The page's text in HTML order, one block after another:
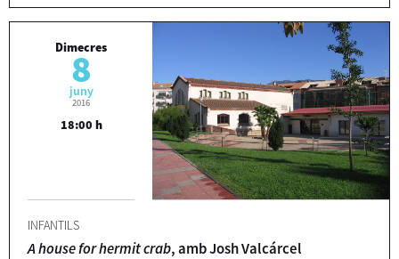
Dimecres
8
juny
2016
18:00 h
INFANTILS
A house for hermit crab, amb Josh Valcárcel